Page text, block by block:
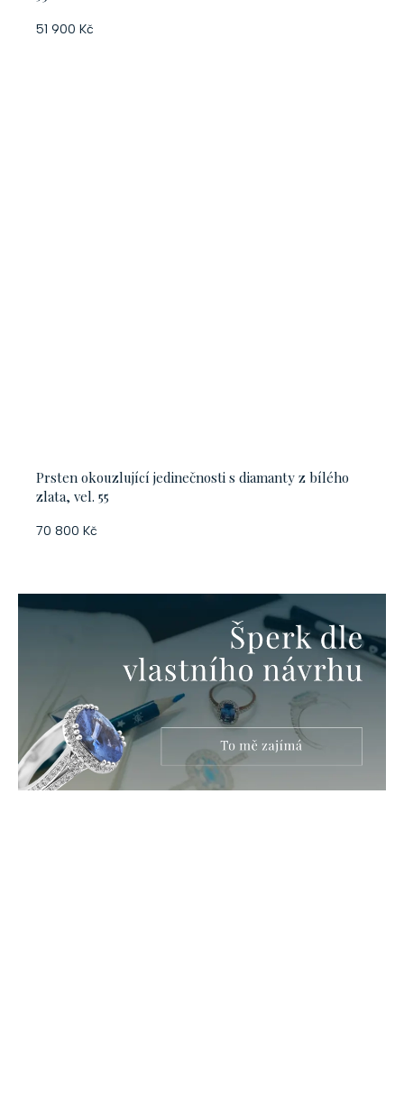
51 900 Kč
Prsten okouzlující jedinečnosti s diamanty z bílého
zlata, vel. 55
70 800 Kč